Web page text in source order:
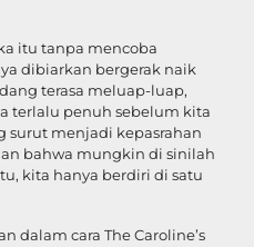
itu tanpa mencoba
dibiarkan bergerak naik
terasa meluap-luap,
terlalu penuh sebelum kita
surut menjadi kepasrahan
bahwa mungkin di sinilah
kita hanya berdiri di satu
dalam cara The Caroline’s